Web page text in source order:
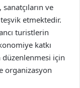
ve
etmektedir.
turistlerin
katkı
düzenlenmesi için
organizasyon